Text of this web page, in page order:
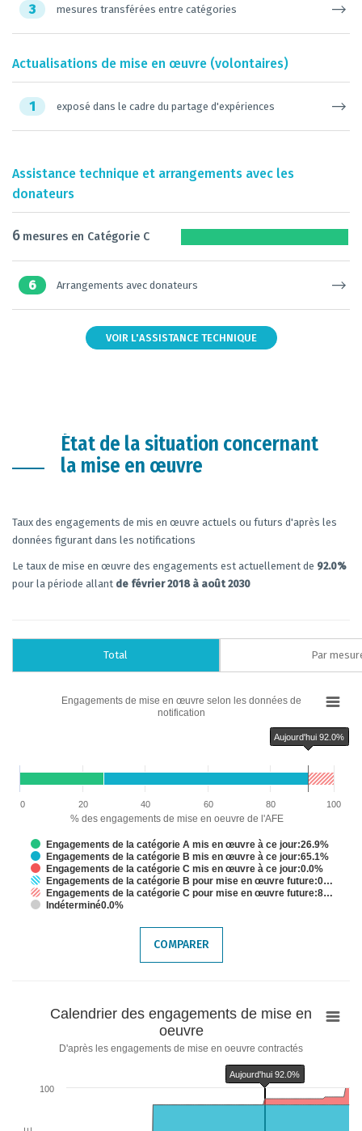
3 mesures transférées entre catégories
Actualisations de mise en œuvre (volontaires)
1 exposé dans le cadre du partage d'expériences
Assistance technique et arrangements avec les
donateurs
6 mesures en Catégorie C
6 Arrangements avec donateurs
VOIR L'ASSISTANCE TECHNIQUE
État de la situation concernant
la mise en œuvre
Taux des engagements de mis en œuvre actuels ou futurs d'après les
données figurant dans les notifications
Le taux de mise en œuvre des engagements est actuellement de 92.0%
pour la période allant de février 2018 à août 2030
Total Par
Engagements de mise en œuvre selon les données de notification
The chart has 1 Y axis displaying % des engagements de mise en oeuvre
% des engagements de mise en oeuvre de l'AFE
Engagements de mise en œuvre selon les données de
notification
Aujourd'hui 92.0%
Engagements de la catégorie A mis en œuvre à ce jour:26.9%
Engagements de la catégorie B mis en œuvre à ce jour:65.1%
Engagements de la catégorie C mis en œuvre à ce jour:0.0%
Engagements de la catégorie B pour mise en œuvre future:0…
Engagements de la catégorie C pour mise en œuvre future:8…
Indéterminé0.0%
0 20 40 60 80 100
COMPARER
Calendrier des engagements de mise en
oeuvre
D'après les engagements de mise en oeuvre contractés
Aujourd'hui 92.0%
100